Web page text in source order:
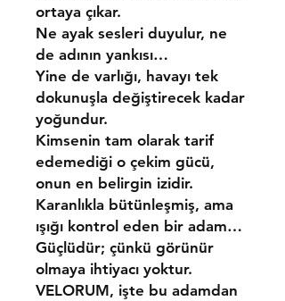
ortaya çıkar.
Ne ayak sesleri duyulur, ne
de adının yankısı…
Yine de varlığı, havayı tek
dokunuşla değiştirecek kadar
yoğundur.
Kimsenin tam olarak tarif
edemediği o çekim gücü,
onun en belirgin izidir.
Karanlıkla bütünleşmiş, ama
ışığı kontrol eden bir adam…
Güçlüdür; çünkü görünür
olmaya ihtiyacı yoktur.
VELORUM, işte bu adamdan